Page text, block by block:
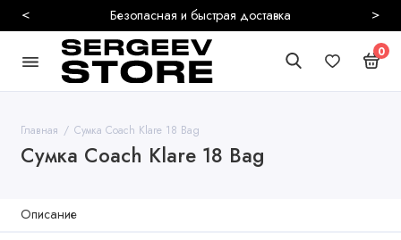
Более 10000 живых отзывов
< >
0
Главная Сумка Coach Klare 18 Bag
Сумка Coach Klare 18 Bag
Описание